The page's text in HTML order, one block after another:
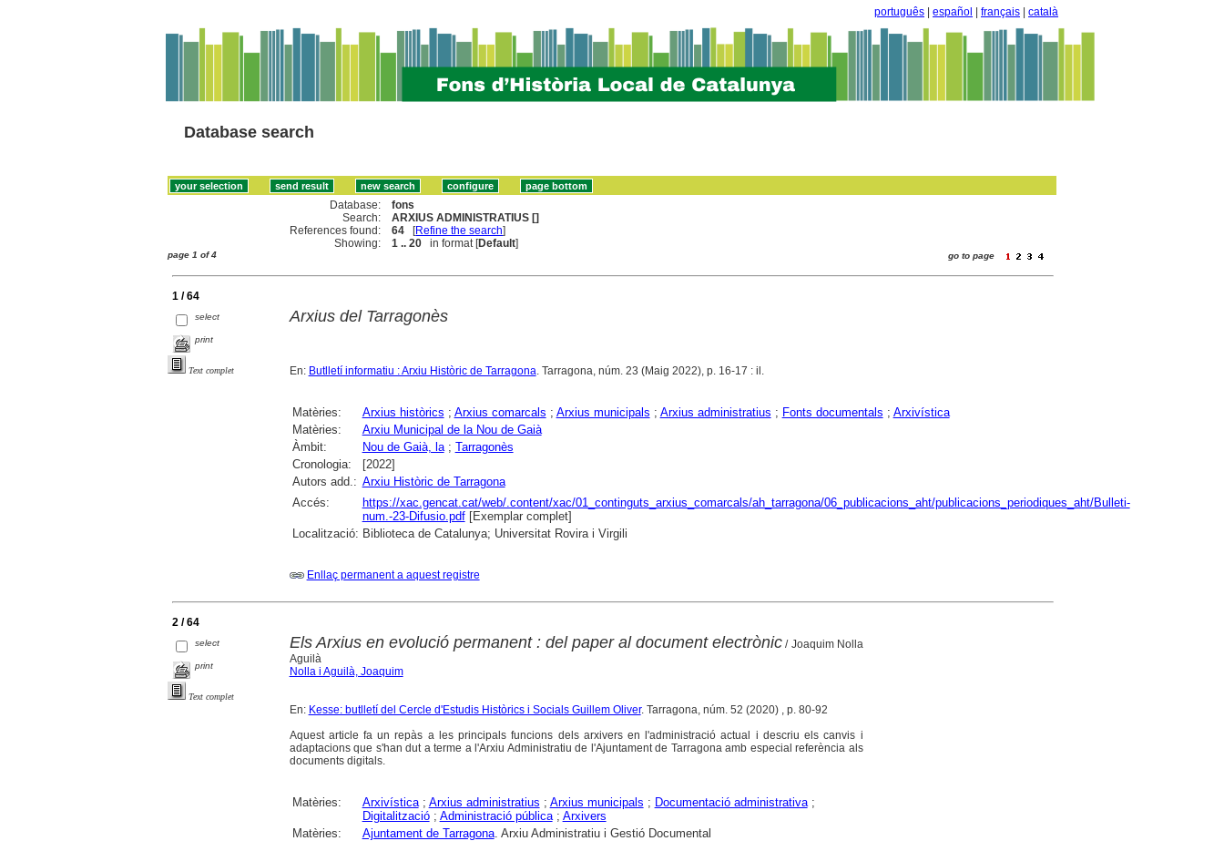
português español français català
Database search
Database:
fons
Search:
ARXIUS ADMINISTRATIUS []
References found:
64 [Refine the search]
Showing:
1 .. 20 in format [Default]
page 1 of 4 go to page
1 / 64
select
print
Text complet
Arxius del Tarragonès
En: Butlletí informatiu : Arxiu Històric de Tarragona. Tarragona, núm. 23 (Maig 2022), p. 16-17 : il.
Matèries: Arxius històrics ; Arxius comarcals ; Arxius municipals ; Arxius administratius ; Fonts documentals ; Arxivística
Matèries:
Arxiu Municipal de la Nou de Gaià
Àmbit:
Nou de Gaià, la; Tarragonès
Cronologia:
[2022]
Autors add.: Arxiu Històric de Tarragona
Accés:
https://xac.gencat.cat/web/.content/xac/01_continguts_arxius_comarcals/ah_tarragona/06_publicacions_aht/publicacions_periodiques_aht/Bulleti-
num.-23-Difusio.pdf[Exemplar complet]
Localització: Biblioteca de Catalunya; Universitat Rovira i Virgili
Enllaç permanent a aquest registre
2 / 64
select
print
Text complet
Els Arxius en evolució permanent : del paper al document electrònic / Joaquim Nolla
Aguilà
Nolla i Aguilà, Joaquim
En: Kesse: butlletí del Cercle d'Estudis Històrics i Socials Guillem Oliver. Tarragona, núm. 52 (2020) , p. 80-92
Aquest article fa un repàs a les principals funcions dels arxivers en l'administració actual i descriu els canvis i
adaptacions que s'han dut a terme a l'Arxiu Administratiu de l'Ajuntament de Tarragona amb especial referència als
documents digitals.
Matèries: Arxivística; Arxius administratius ; Arxius municipals ; Documentació administrativa;
Digitalització; Administració pública; Arxivers
Matèries:
Ajuntament de Tarragona. Arxiu Administratiu i Gestió Documental